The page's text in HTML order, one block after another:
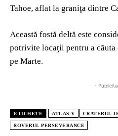
Tahoe, aflat la graniţa dintre
Această fostă deltă este
potrivite locaţii pentru a
pe Marte.
-
ETICHETE ATLAS V CRATERUL
ROVERUL PERSEVERANCE